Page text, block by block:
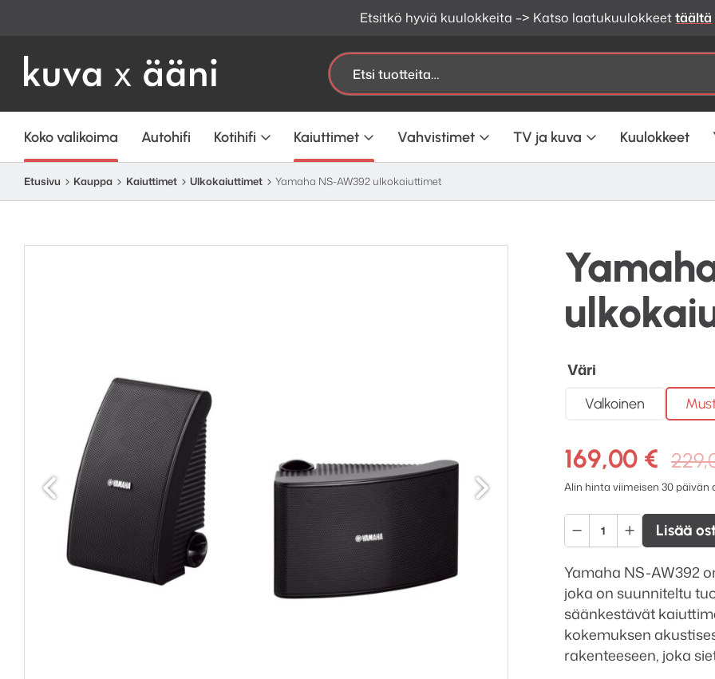
Etsitkö hyviä kuulokkeita –> Katso laatukuulokkeettäältä
Etsi:
Koko valikoima Autohifi Kotihifi Kaiuttimet Vahvistimet TV ja kuva Kuulokkeet
Etusivu Kauppa Kaiuttimet Ulkokaiuttimet Yamaha NS-AW392 ulkokaiuttimet
Edellinen Seuraava
Väri
Valkoinen
169,00 €
Alin hinta viimeisen 30 päivän
Yamaha
NS-
AW392
ulkokaiuttimet
määrä
Lisää
Yamaha NS-AW392
joka on suunniteltu
säänkestävät
kokemuksen
rakenteeseen, joka